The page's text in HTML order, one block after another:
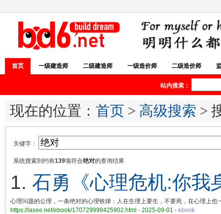
首页 一级建造师 二级建造师 一级造价师 二级造价师
站内搜索：
现在的位置： 首页 > 高级搜索 >
关键字：
系统搜索到约有139项符合绝对的查询结果
1. 石勇《心理危机:你我
心理问题的公理，一条绝对的心理铁律：人在生理上要生，不要死，在心理上
https://lasee.net/ebook/170729999425902.html - 2025-09-01 - ebook